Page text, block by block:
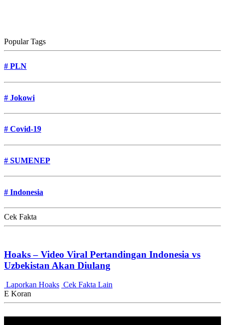
Popular Tags
# PLN
# Jokowi
# Covid-19
# SUMENEP
# Indonesia
Cek Fakta
Hoaks – Video Viral Pertandingan Indonesia vs
Uzbekistan Akan Diulang
Laporkan Hoaks Cek Fakta Lain
E Koran